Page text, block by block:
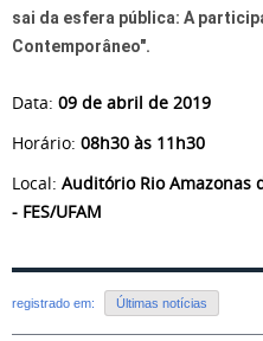
sai da esfera pública: A
Contemporâneo".
Data: 09 de abril de 2019
Horário: 08h30 às 11h30
Local: Auditório Rio Amazonas
- FES/UFAM
registrado em: Últimas notícias